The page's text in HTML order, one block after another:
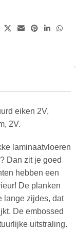
eiken 2V,
2V.
laminaatvloeren
Dan zit je goed
hebben een
De planken
lange zijdes, dat
De embossed
uitstraling.